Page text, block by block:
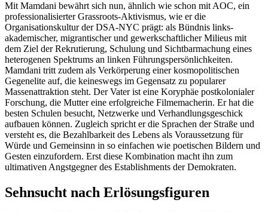
Mit Mamdani bewährt sich nun, ähnlich wie schon mit AOC, ein
professionalisierter Grassroots-Aktivismus, wie er die
Organisationskultur der DSA-NYC prägt: als Bündnis links-
akademischer, migrantischer und gewerkschaftlicher Milieus mit
dem Ziel der Rekrutierung, Schulung und Sichtbarmachung eines
heterogenen Spektrums an linken Führungspersönlichkeiten.
Mamdani tritt zudem als Verkörperung einer kosmopolitischen
Gegenelite auf, die keineswegs im Gegensatz zu popularer
Massenattraktion steht. Der Vater ist eine Koryphäe postkolonialer
Forschung, die Mutter eine erfolgreiche Filmemacherin. Er hat die
besten Schulen besucht, Netzwerke und Verhandlungsgeschick
aufbauen können. Zugleich spricht er die Sprachen der Straße und
versteht es, die Bezahlbarkeit des Lebens als Voraussetzung für
Würde und Gemeinsinn in so einfachen wie poetischen Bildern und
Gesten einzufordern. Erst diese Kombination macht ihn zum
ultimativen Angstgegner des Establishments der Demokraten.
Sehnsucht nach Erlösungsfiguren